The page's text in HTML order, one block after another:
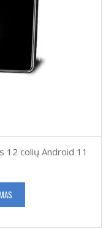
12 colių Android 11